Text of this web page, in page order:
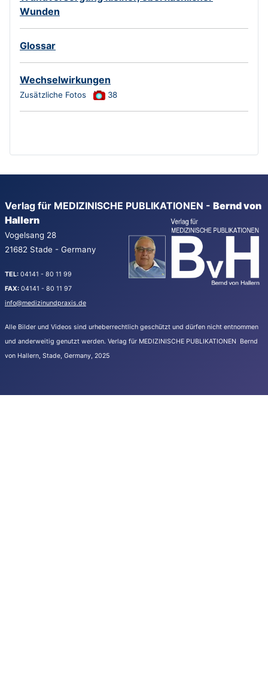
Wunden
Glossar
Wechselwirkungen
Zusätzliche Fotos 38
Verlag für MEDIZINISCHE PUBLIKATIONEN - Bernd von
Hallern
Vogelsang 28
21682 Stade - Germany
TEL: 04141 - 80 11 99
FAX: 04141 - 80 11 97
info@medizinundpraxis.de
Alle Bilder und Videos sind urheberrechtlich geschützt und dürfen nicht entnommen
und anderweitig genutzt werden. Verlag für MEDIZINISCHE PUBLIKATIONEN Bernd
von Hallern, Stade, Germany, 2025